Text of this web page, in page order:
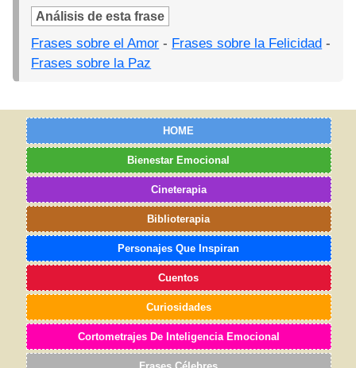
Análisis de esta frase
Frases sobre el Amor - Frases sobre la Felicidad -
Frases sobre la Paz
HOME
Bienestar Emocional
Cineterapia
Biblioterapia
Personajes Que Inspiran
Cuentos
Curiosidades
Cortometrajes De Inteligencia Emocional